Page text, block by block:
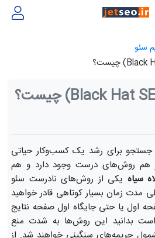
سئو
جستجو برای رشد یک کسب‌وکار حیاتی
هم روش‌های درست وجود دارد و هم
سیاه یکی از روش‌های نادرست سئو
زمان بسیار کوتاهی قادر خواهید
اول یا حتی جایگاه اول صفحه نتایج
است بدانید این روش‌ها به شدت منع